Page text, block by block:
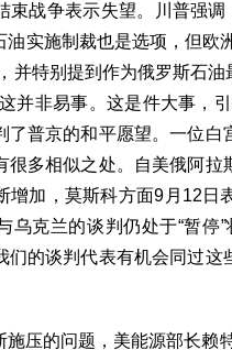
束战争表示失望。川普强调
油实施制裁也是选项，但欧
并特别提到作为俄罗斯石
并非易事。这是件大事，
了普京的和平愿望。一位
很多相似之处。自美俄阿
增加，莫斯科方面9月12日
乌克兰的谈判仍处于“暂停
们的谈判代表有机会同过
施压的问题，美能源部长赖